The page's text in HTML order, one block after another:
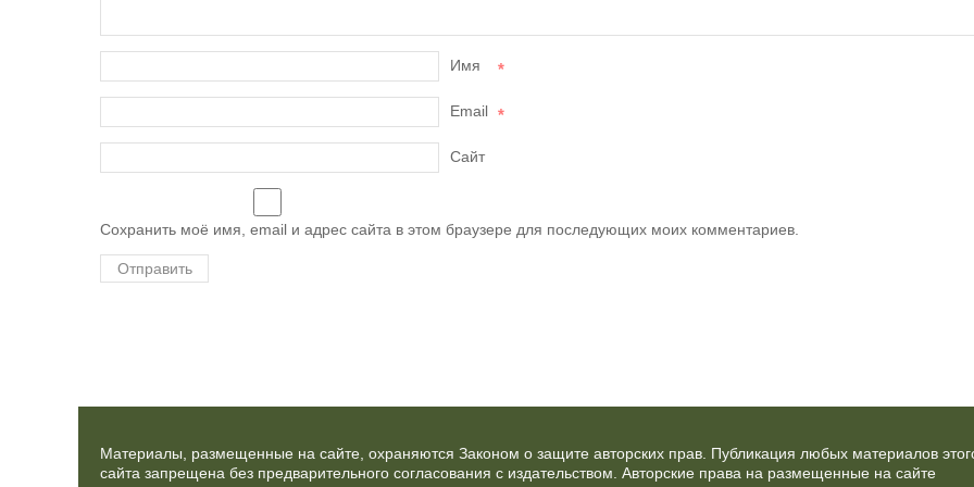
Имя *
Email *
Сайт
Сохранить моё имя, email и адрес сайта в этом браузере для последующих моих комментариев.
Материалы, размещенные на сайте, охраняются Законом о защите авторских прав. Публикация любых материалов
сайта запрещена без предварительного согласования с издательством. Авторские права на размещенные на сайте